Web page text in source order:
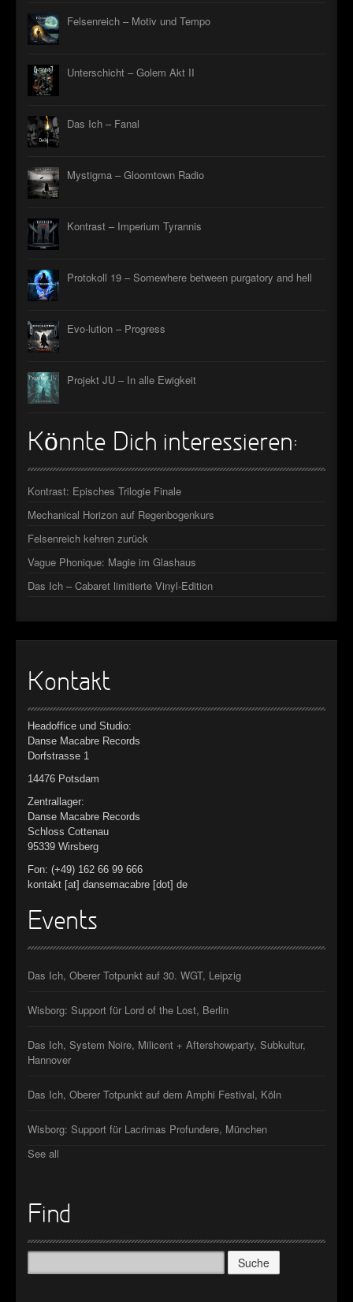
Felsenreich – Motiv und Tempo
Unterschicht – Golem Akt II
Das Ich – Fanal
Mystigma – Gloomtown Radio
Kontrast – Imperium Tyrannis
Protokoll 19 – Somewhere between purgatory and hell
Evo-lution – Progress
Projekt JU – In alle Ewigkeit
Könnte Dich interessieren:
Kontrast: Episches Trilogie Finale
Mechanical Horizon auf Regenbogenkurs
Felsenreich kehren zurück
Vague Phonique: Magie im Glashaus
Das Ich – Cabaret limitierte Vinyl-Edition
Kontakt
Headoffice und Studio:
Danse Macabre Records
Dorfstrasse 1
14476 Potsdam
Zentrallager:
Danse Macabre Records
Schloss Cottenau
95339 Wirsberg
Fon: (+49) 162 66 99 666
kontakt [at] dansemacabre [dot] de
Events
Das Ich, Oberer Totpunkt auf 30. WGT, Leipzig
Wisborg: Support für Lord of the Lost, Berlin
Das Ich, System Noire, Milicent + Aftershowparty, Subkultur,
Hannover
Das Ich, Oberer Totpunkt auf dem Amphi Festival, Köln
Wisborg: Support für Lacrimas Profundere, München
See all
Find
Suche
nach: